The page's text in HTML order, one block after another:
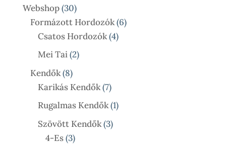
Webshop 3030
Termék
Formázott Hordozók 66
Csatos Hordozók 44
Mei Tai 22
Kendők 88
Termék
Karikás Kendők 77
Termék
Rugalmas Kendők 11
Szövött Kendők 33
4-Es 33